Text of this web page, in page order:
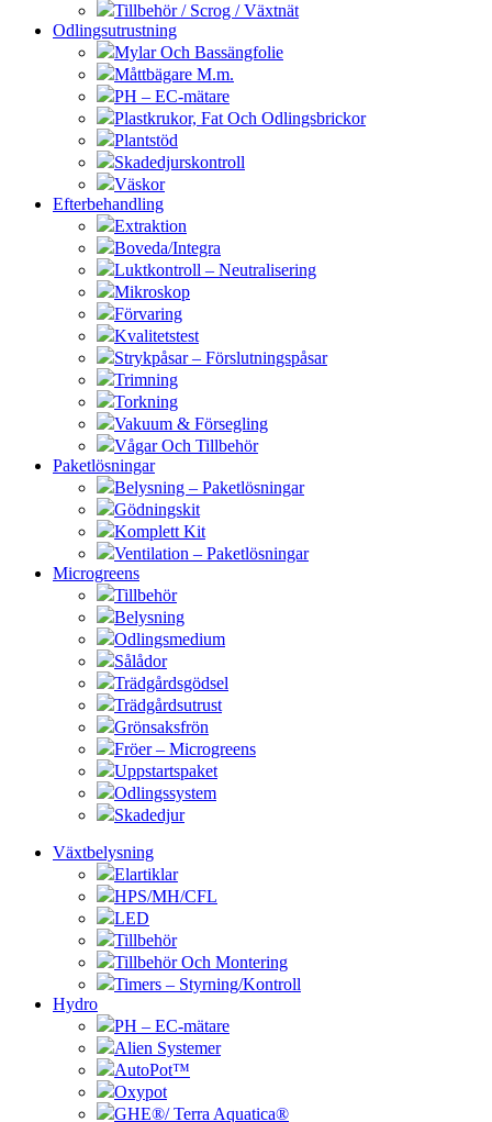
Tillbehör / Scrog / Växtnät
Odlingsutrustning
Mylar Och Bassängfolie
Måttbägare M.m.
PH – EC-mätare
Plastkrukor, Fat Och Odlingsbrickor
Plantstöd
Skadedjurskontroll
Väskor
Efterbehandling
Extraktion
Boveda/Integra
Luktkontroll – Neutralisering
Mikroskop
Förvaring
Kvalitetstest
Strykpåsar – Förslutningspåsar
Trimning
Torkning
Vakuum & Försegling
Vågar Och Tillbehör
Paketlösningar
Belysning – Paketlösningar
Gödningskit
Komplett Kit
Ventilation – Paketlösningar
Microgreens
Tillbehör
Belysning
Odlingsmedium
Sålådor
Trädgårdsgödsel
Trädgårdsutrust
Grönsaksfrön
Fröer – Microgreens
Uppstartspaket
Odlingssystem
Skadedjur
Växtbelysning
Elartiklar
HPS/MH/CFL
LED
Tillbehör
Tillbehör Och Montering
Timers – Styrning/Kontroll
Hydro
PH – EC-mätare
Alien Systemer
AutoPot™
Oxypot
GHE®/ Terra Aquatica®